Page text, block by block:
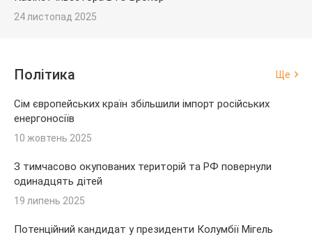
24 листопад 2025
Політика Ще
Сім європейських країн збільшили імпорт російських
енергоносіїв
10 жовтень 2025
З тимчасово окупованих територій та РФ повернули
одинадцять дітей
19 липень 2025
Потенційний кандидат у президенти Колумбії Мігель